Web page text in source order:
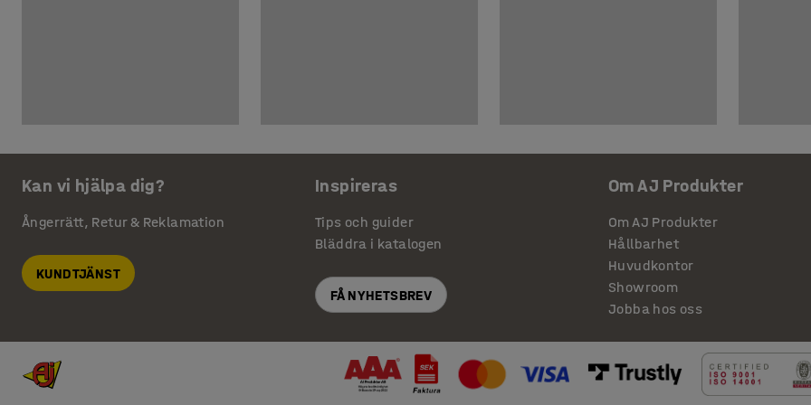
Kan vi hjälpa dig?
Ångerrätt, Retur & Reklamation
KUNDTJÄNST
Inspireras
Tips och guider
Bläddra i katalogen
FÅ NYHETSBREV
Om AJ Produkter
Om AJ Produkter
Hållbarhet
Huvudkontor
Showroom
Jobba hos oss